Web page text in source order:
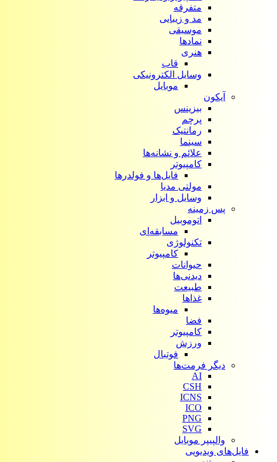
متفرقه
مد و زیبایی
موسیقی
نمادها
هنری
قاب
وسایل الکترونیکی
موبایل
آیکون‌
بیزینس
پرچم
رمانتیک
سینما
علائم و نشانه‌ها
کامپیوتر
فایل‌ها و فولدرها
مولتی مدیا
وسایل و ابزار
پس زمینه
اتوموبیل
مسابقه‌ای
تکنولوژی
کامپیوتر
حیوانات
دیدنی‌ها
طبیعت
غذاها
میوه‌ها
فضا
کامپیوتر
ورزش
فوتبال
دیگر فرمت‌ها
AI
CSH
ICNS
ICO
PNG
SVG
والپیپر موبایل
فایل‌های ویدیویی